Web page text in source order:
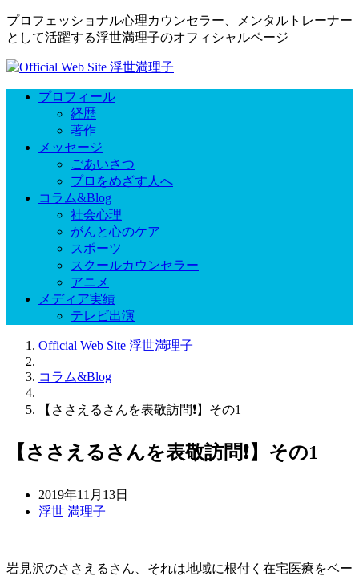
プロフェッショナル心理カウンセラー、メンタルトレーナー
として活躍する浮世満理子のオフィシャルページ
プロフィール
経歴
著作
メッセージ
ごあいさつ
プロをめざす人へ
コラム&Blog
社会心理
がんと心のケア
スポーツ
スクールカウンセラー
アニメ
メディア実績
テレビ出演
Official Web Site 浮世満理子
コラム&Blog
【ささえるさんを表敬訪問❗️】その1
【ささえるさんを表敬訪問❗️】その1
2019年11月13日
浮世 満理子
岩見沢のささえるさん、それは地域に根付く在宅医療をベー